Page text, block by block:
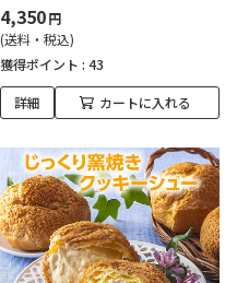
4,350円
(送料・税込)
獲得ポイント : 43
詳細 カートに入れる